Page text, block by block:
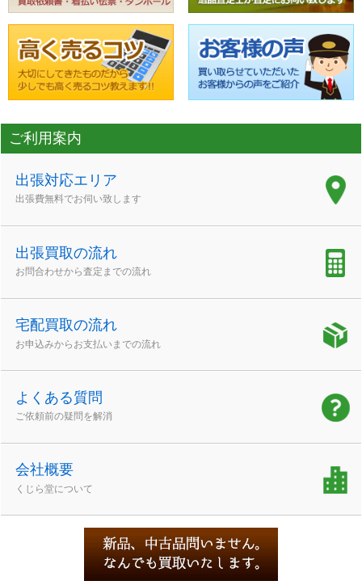
ご利用案内
出張対応エリア
出張費無料でお伺い致します
出張買取の流れ
お問合わせから査定までの流れ
宅配買取の流れ
お申込みからお支払いまでの流れ
よくある質問
ご依頼前の疑問を解消
会社概要
くじら堂について